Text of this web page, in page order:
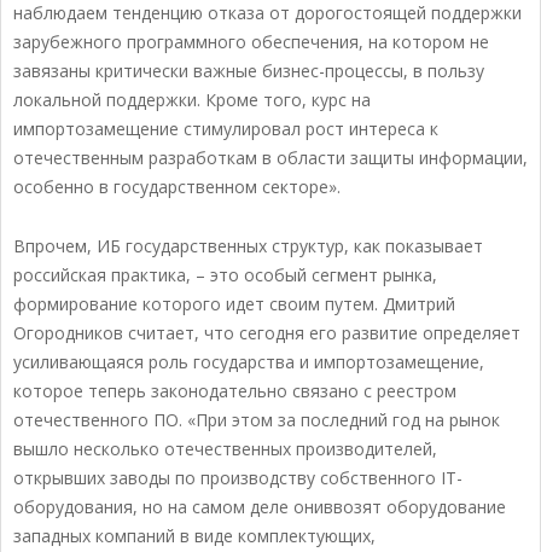
наблюдаем тенденцию отказа от дорогостоящей поддержки
зарубежного программного обеспечения, на котором не
завязаны критически важные бизнес-процессы, в пользу
локальной поддержки. Кроме того, курс на
импортозамещение стимулировал рост интереса к
отечественным разработкам в области защиты информации,
особенно в государственном секторе».
Впрочем, ИБ государственных структур, как показывает
российская практика, – это особый сегмент рынка,
формирование которого идет своим путем. Дмитрий
Огородников считает, что сегодня его развитие определяет
усиливающаяся роль государства и импортозамещение,
которое теперь законодательно связано с реестром
отечественного ПО. «При этом за последний год на рынок
вышло несколько отечественных производителей,
открывших заводы по производству собственного IT-
оборудования, но на самом деле ониввозят оборудование
западных компаний в виде комплектующих,